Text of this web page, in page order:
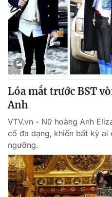
Lóa mắt trước BST
Anh
VTV.vn - Nữ hoàng Anh
cổ đa dạng, khiến bất kỳ ai
ngưỡng.